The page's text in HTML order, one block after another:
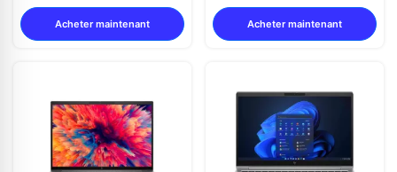
Acheter maintenant Acheter maintenant